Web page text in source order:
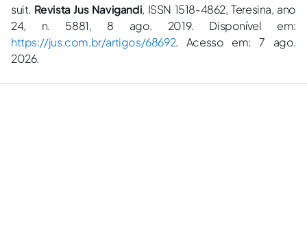
suit. Revista Jus Navigandi, ISSN 1518-4862, Teresina, ano
24, n. 5881, 8 ago. 2019. Disponível em:
https://jus.com.br/artigos/68692. Acesso em: 7 ago.
2026.